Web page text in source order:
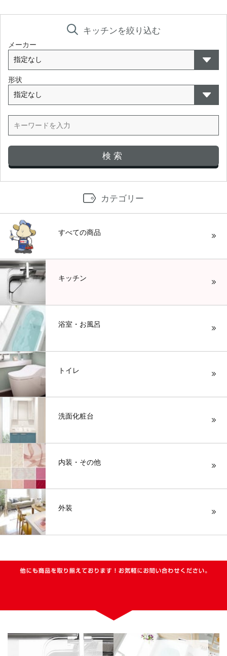
キッチンを絞り込む
メーカー
形状
カテゴリー
すべての商品
キッチン
浴室・お風呂
トイレ
洗面化粧台
内装・その他
外装
他にも商品を取り揃えております！お気軽にお問い合わせください。